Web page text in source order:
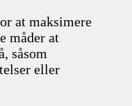
at maksimere
måder at
såsom
eller